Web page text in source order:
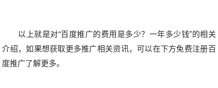
以上就是对“百度推广的费用是多少？一年多少钱”的相关
介绍，如果想获取更多推广相关资讯，可以在下方免费注册百
度推广了解更多。